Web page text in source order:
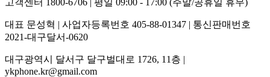
대표 문성혁 | 사업자등록번호 405-88-01347 | 통신판매번호
2021-대구달서-0620
대구광역시 달서구 달구벌대로 1726, 11층 |
ykphone.kr@gmail.com